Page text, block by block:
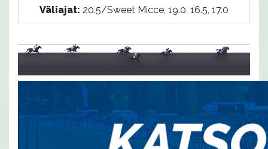
Väliajat: 20.5/Sweet Micce, 19.0, 16.5, 17.0